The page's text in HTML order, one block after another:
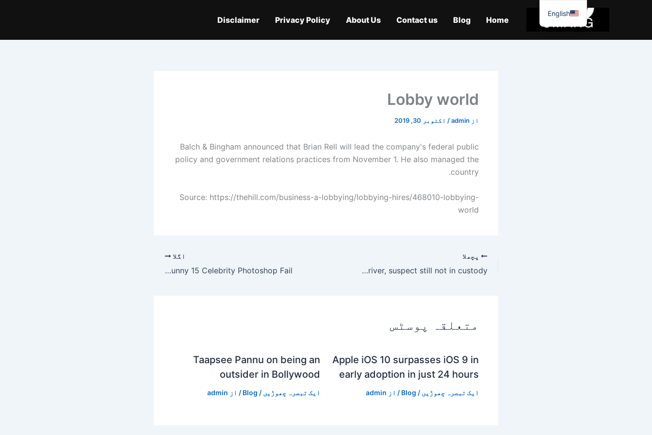
Home
Blog
Contact us
About Us
Privacy Policy
Disclaimer
Lobby world
از admin
/ اکتوبر 30, 2019
Balch & Bingham announced that Brian Rell will lead the company's federal public
policy and government relations practices from November 1. He also managed the
country.
Source: https://thehill.com/business-a-lobbying/lobbying-hires/468010-lobbying-
world
پچھلا
Man charged with murder in shooting death of Houston tow truck driver, suspect still not in custody
اگلا
Totally Funny 15 Celebrity Photoshop Fail
متعلقہ پوسٹس
Apple iOS 10 surpasses iOS 9 in
early adoption in just 24 hours
ایک تبصرہ چھوڑیں /
Blog / از admin
Taapsee Pannu on being an
outsider in Bollywood
ایک تبصرہ چھوڑیں /
Blog / از admin
English